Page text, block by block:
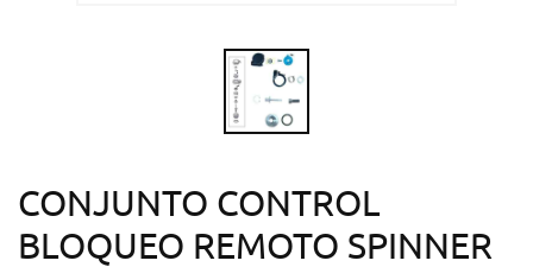
CONJUNTO CONTROL
BLOQUEO REMOTO SPINNER